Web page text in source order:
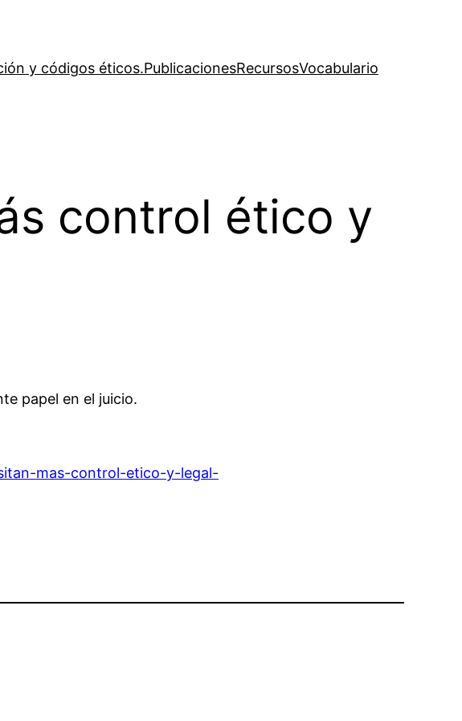
y códigos éticos.PublicacionesRecursosVocabulario
control ético y
papel en el juicio.
mas-control-etico-y-legal-